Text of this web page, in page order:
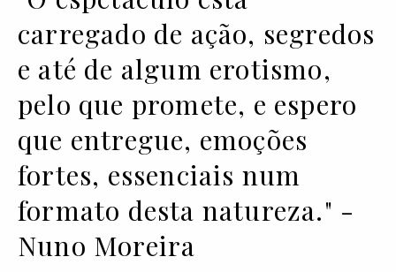
carregado de ação, segredos
e até de algum erotismo,
pelo que promete, e espero
que entregue, emoções
fortes, essenciais num
formato desta natureza." -
Nuno Moreira